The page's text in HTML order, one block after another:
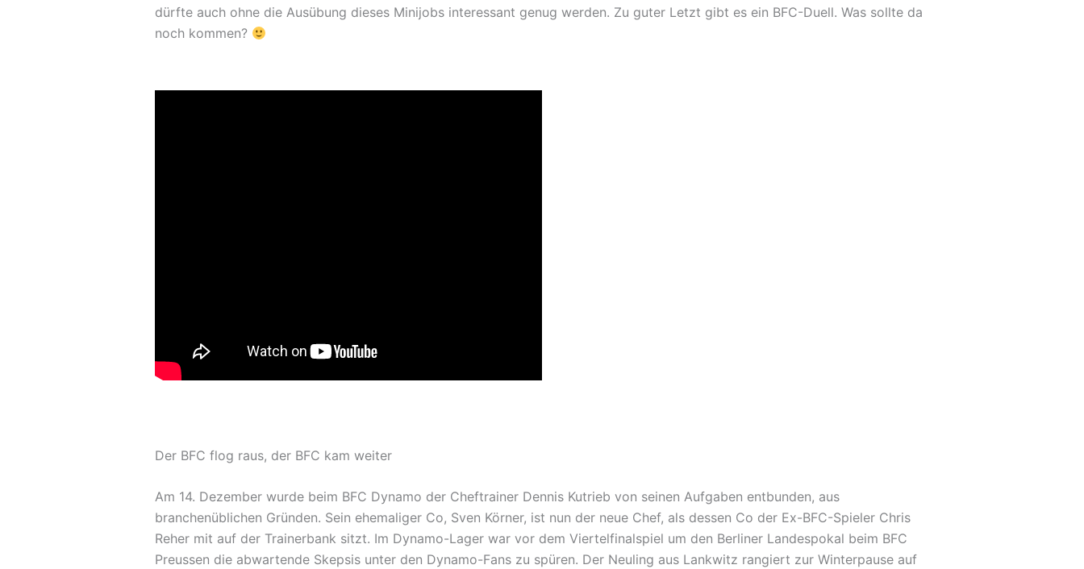
dürfte auch ohne die Ausübung dieses Minijobs interessant genug werden. Zu guter Letzt gibt es ein BFC-Duell. Was sollte da
noch kommen?
Der BFC flog raus, der BFC kam weiter
Am 14. Dezember wurde beim BFC Dynamo der Cheftrainer Dennis Kutrieb von seinen Aufgaben entbunden, aus
branchenüblichen Gründen. Sein ehemaliger Co, Sven Körner, ist nun der neue Chef, als dessen Co der Ex-BFC-Spieler Chris
Reher mit auf der Trainerbank sitzt. Im Dynamo-Lager war vor dem Viertelfinalspiel um den Berliner Landespokal beim BFC
Preussen die abwartende Skepsis unter den Dynamo-Fans zu spüren. Der Neuling aus Lankwitz rangiert zur Winterpause auf